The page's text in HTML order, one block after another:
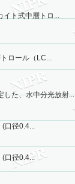
イト式中層トロ...
ロール（LC...
した、水中分光放射...
(口径0.4...
(口径0.4...